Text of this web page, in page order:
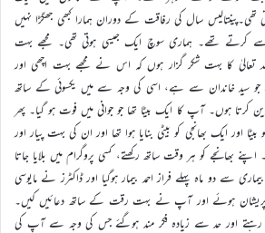
تھی۔پینتالیس سال کی رفاقت کے دوران ہمارا کبھی جھگڑا نہیں
تھے۔ ہماری سوچ ایک جیسی ہوتی تھی۔ مجھے بہت
تعالیٰ کا بہت شکر گزار ہوں کہ اس نے مجھے بہت اچھی اور
سید خاندان سے ہے، اسی کی وجہ سے میں یکسوئی کے ساتھ
کرتا ہوں۔ آپ کا ایک بیٹا تھا جو جوانی میں فوت ہو گیا۔ پھر
اور ایک بھانجی کو بیٹی بنایا ہوا تھا اور ان کی بہت پیار اور
بھانجے کو ہر وقت ساتھ رکھتے، کسی پروگرام میں بلایا جاتا
سے دو ماہ پہلے فراز احمد بیمار ہوگیا اور ڈاکٹرز نے مایوسی
ہوئے اور آپ نے بہت رقت کے ساتھ دعائیں کیں۔
اور حد سے زیادہ فکر مند ہوگئے جس کی وجہ سے آپ کی